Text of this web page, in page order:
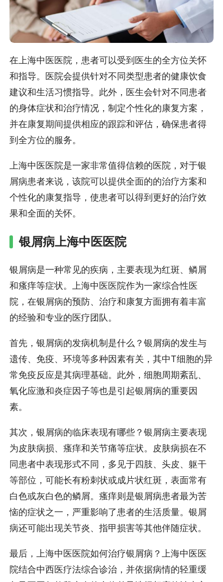
在上海中医医院，患者可以受到医生的全方位关怀
和指导。医院会提供针对不同类型患者的健康饮食
建议和生活习惯指导。此外，医生会针对不同患者
的身体症状和治疗情况，制定个性化的康复方案，
并在康复期间提供相应的跟踪和评估，确保患者得
到全方位的服务。
上海中医医院是一家非常值得信赖的医院，对于银
屑病患者来说，该院可以提供全面的的治疗方案和
个性化的康复指导，使患者可以得到更好的治疗效
果和全面的关怀。
银屑病上海中医医院
银屑病是一种常见的疾病，主要表现为红斑、鳞屑
和瘙痒等症状。上海中医医院作为一家综合性医
院，在银屑病的预防、治疗和康复方面拥有着丰富
的经验和专业的医疗团队。
首先，银屑病的发病机制是什么？银屑病的发生与
遗传、免疫、环境等多种因素有关，其中T细胞的异
常免疫反应是其病理基础。此外，细胞周期紊乱、
氧化应激和炎症因子等也是引起银屑病的重要因
素。
其次，银屑病的临床表现有哪些？银屑病主要表现
为皮肤病损、瘙痒和关节痛等症状。皮肤病损在不
同患者中表现形式不同，多见于四肢、头皮、躯干
等部位，可能长有粉刺状或成片状红斑，表面常有
白色或灰白色的鳞屑。瘙痒则是银屑病患者最为苦
恼的症状之一，严重影响了患者的生活质量。银屑
病还可能出现关节炎、指甲损害等其他伴随症状。
最后，上海中医医院如何治疗银屑病？上海中医医
院结合中西医疗法综合诊治，并依据病情的轻重缓